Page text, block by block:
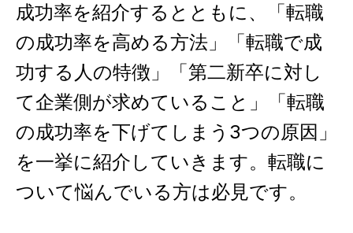
成功率を紹介するとともに、「転職
の成功率を高める方法」「転職で成
功する人の特徴」「第二新卒に対し
て企業側が求めていること」「転職
の成功率を下げてしまう3つの原因」
を一挙に紹介していきます。転職に
ついて悩んでいる方は必見です。